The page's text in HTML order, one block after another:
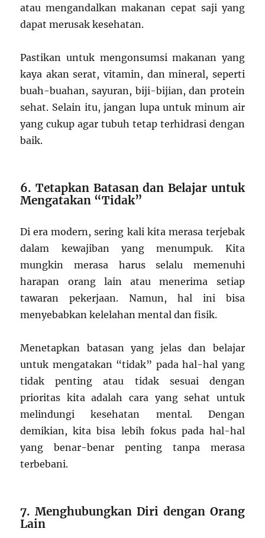
atau mengandalkan makanan cepat saji yang
dapat merusak kesehatan.
Pastikan untuk mengonsumsi makanan yang
kaya akan serat, vitamin, dan mineral, seperti
buah-buahan, sayuran, biji-bijian, dan protein
sehat. Selain itu, jangan lupa untuk minum air
yang cukup agar tubuh tetap terhidrasi dengan
baik.
6. Tetapkan Batasan dan Belajar untuk
Mengatakan “Tidak”
Di era modern, sering kali kita merasa terjebak
dalam kewajiban yang menumpuk. Kita
mungkin merasa harus selalu memenuhi
harapan orang lain atau menerima setiap
tawaran pekerjaan. Namun, hal ini bisa
menyebabkan kelelahan mental dan fisik.
Menetapkan batasan yang jelas dan belajar
untuk mengatakan “tidak” pada hal-hal yang
tidak penting atau tidak sesuai dengan
prioritas kita adalah cara yang sehat untuk
melindungi kesehatan mental. Dengan
demikian, kita bisa lebih fokus pada hal-hal
yang benar-benar penting tanpa merasa
terbebani.
7. Menghubungkan Diri dengan Orang
Lain